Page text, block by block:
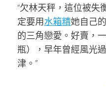
“欠林天秤，這位被失
定要用水箱精她自己
的三角戀愛。好賣，
瓶），早年曾經風光
津。”